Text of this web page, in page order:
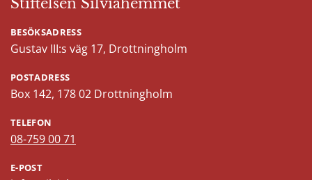
Stiftelsen Silviahemmet
BESÖKSADRESS
Gustav III:s väg 17, Drottningholm
POSTADRESS
Box 142, 178 02 Drottningholm
TELEFON
08-759 00 71
E-POST